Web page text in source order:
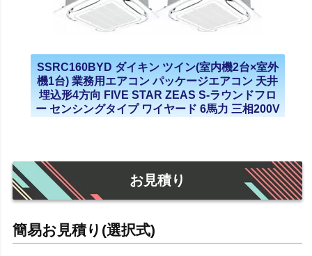
SSRC160BYD ダイキン ツイン(室内機2台×室外
機1台) 業務用エアコン パッケージエアコン 天井
埋込形4方向 FIVE STAR ZEAS S-ラウンドフロ
ー センシングタイプ ワイヤード 6馬力 三相200V
お見積り